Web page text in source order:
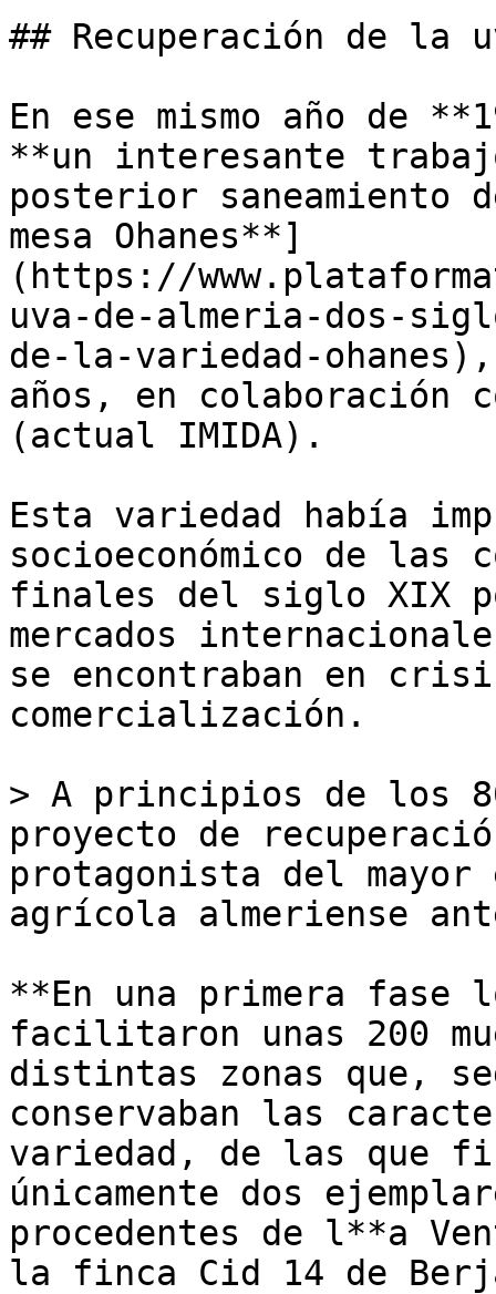
## Recuperación de la
En ese mismo año de
**un interesante
posterior
mesa Ohanes**]
(https://
uva-de-almeria-dos-
de-la-variedad-
años, en colaboración
(actual IMIDA).
Esta variedad había
socioeconómico de las
finales del siglo XIX
mercados
se encontraban en
comercialización.
> A principios de los
proyecto de
protagonista del
agrícola almeriense
**En una primera fase
facilitaron unas 200
distintas zonas que,
conservaban las
variedad, de las que
únicamente dos
procedentes de l**a
la finca Cid 14 de